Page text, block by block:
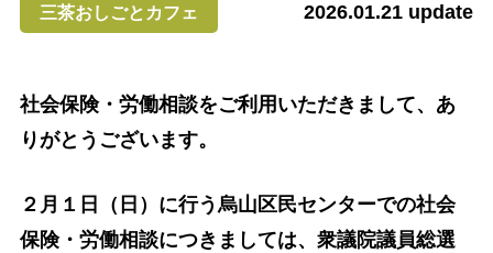
三茶おしごとカフェ 2026.01.21 update
社会保険・労働相談をご利用いただきまして、あ
りがとうございます。
２月１日（日）に行う烏山区民センターでの社会
保険・労働相談につきましては、衆議院議員総選